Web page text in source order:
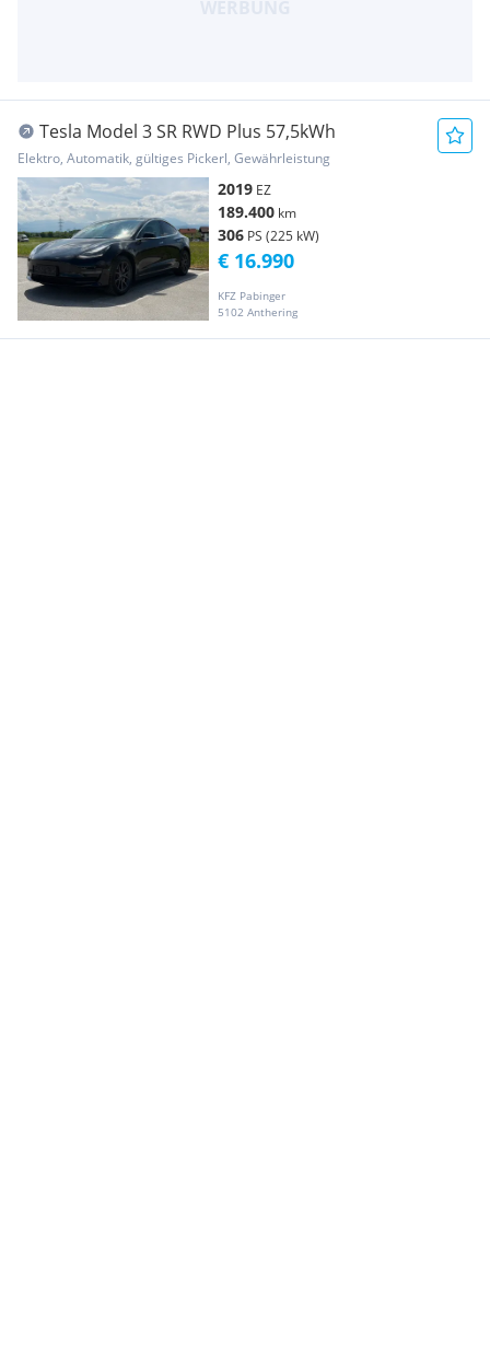
Tesla Model 3 SR RWD Plus 57,5kWh
Elektro, Automatik, gültiges Pickerl, Gewährleistung
2019 EZ
189.400 km
306 PS (225 kW)
KFZ Pabinger
5102 Anthering
€ 16.990